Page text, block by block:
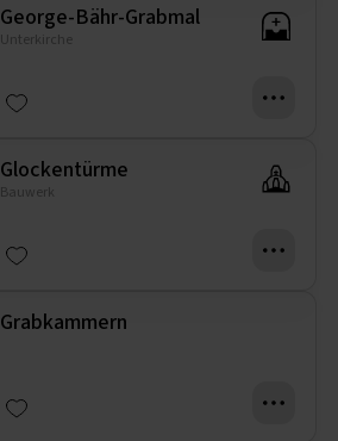
George-Bähr-Grabmal
Unterkirche
Glockentürme
Bauwerk
Grabkammern